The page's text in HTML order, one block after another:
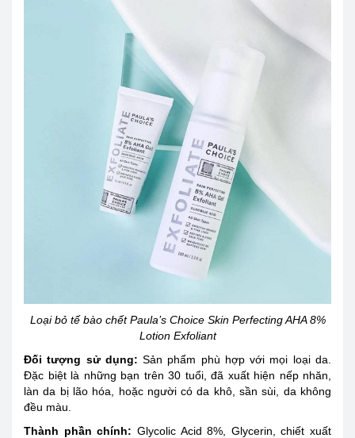
Loại bỏ tế bào chết Paula’s Choice Skin Perfecting AHA 8%
Lotion Exfoliant
Đối tượng sử dụng:Sản phẩm phù hợp với mọi loại da.
Đặc biệt là những bạn trên 30 tuổi, đã xuất hiện nếp nhăn,
làn da bị lão hóa, hoặc người có da khô, sần sùi, da không
đều màu.
Thành phần chính: Glycolic Acid 8%, Glycerin, chiết xuất